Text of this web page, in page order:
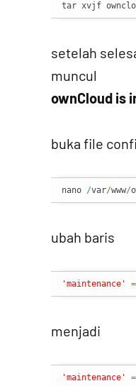
tar xvjf
setelah
muncul
ownCloud is
buka file
nano /var/www/
ubah baris
'maintenance'
menjadi
'maintenance'